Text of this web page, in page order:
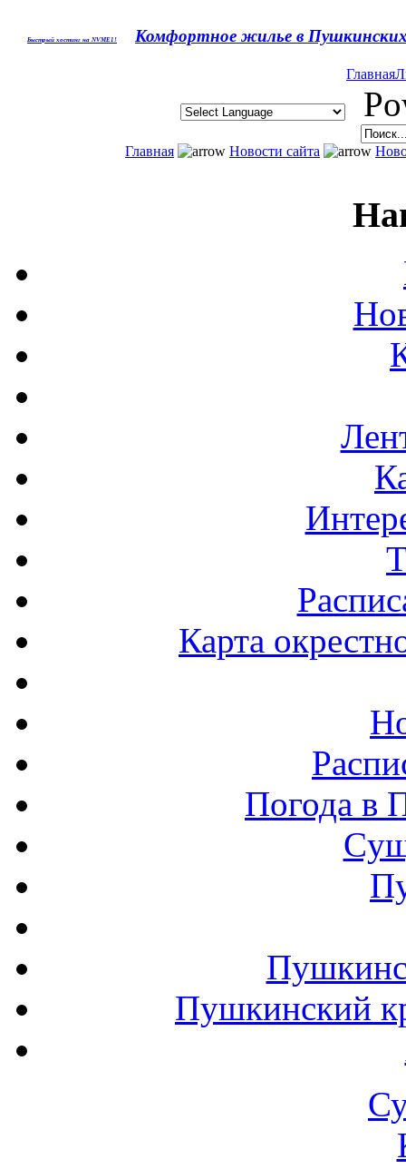
Быстрый хостинг на NVME1! Комфортное жилье в Пушкинских
Главная
Главная Новости сайта
Карта
Погода в
Пушкинский